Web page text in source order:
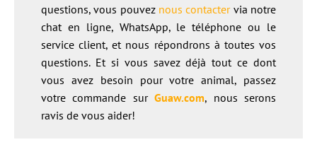
questions, vous pouvez nous contactervia notre
chat en ligne, WhatsApp, le téléphone ou le
service client, et nous répondrons à toutes vos
questions. Et si vous savez déjà tout ce dont
vous avez besoin pour votre animal, passez
votre commande surGuaw.com, nous serons
ravis de vous aider!